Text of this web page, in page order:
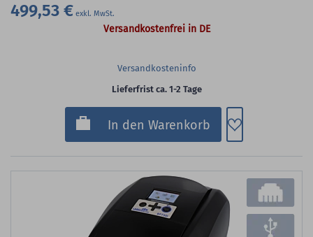
499,53 €
Versandkostenfrei in DE
Versandkosteninfo
Lieferfrist ca. 1-2 Tage
In den Warenkorb Zum